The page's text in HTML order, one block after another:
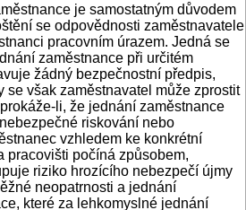
je samostatným důvodem
se odpovědnosti zaměstnavatele
pracovním úrazem. Jedná se
zaměstnance při určitém
žádný bezpečnostní předpis,
se však zaměstnavatel může zprostit
li, že jednání zaměstnance
riskování nebo
vzhledem ke konkrétní
pracovišti počíná způsobem,
riziko hrozícího nebezpečí újmy
neopatrnosti a jednání
které za lehkomyslné jednání